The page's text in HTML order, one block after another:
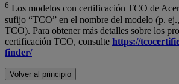
6 Los modelos con certificación TCO de
sufijo “TCO” en el nombre del modelo (p.
TCO). Para obtener más detalles sobre los
certificación TCO, consulte https://
finder/
Volver al principio